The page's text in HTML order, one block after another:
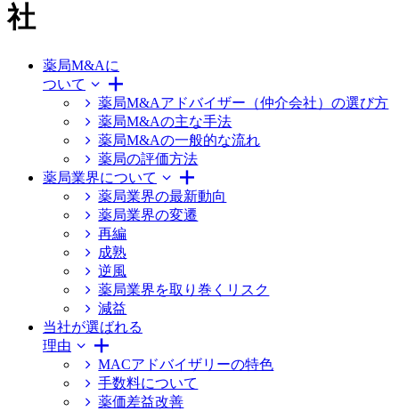
社
薬局M&Aに
ついて
薬局M&Aアドバイザー（仲介会社）の選び方
薬局M&Aの主な手法
薬局M&Aの一般的な流れ
薬局の評価方法
薬局業界について
薬局業界の最新動向
薬局業界の変遷
再編
成熟
逆風
薬局業界を取り巻くリスク
減益
当社が選ばれる
理由
MACアドバイザリーの特色
手数料について
薬価差益改善